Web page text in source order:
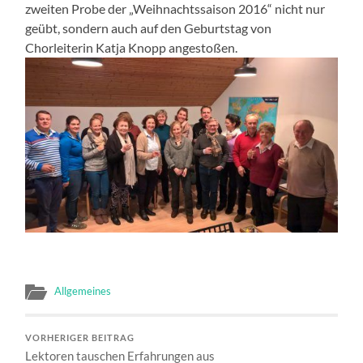
zweiten Probe der „Weihnachtssaison 2016“ nicht nur
geübt, sondern auch auf den Geburtstag von
Chorleiterin Katja Knopp angestoßen.
Allgemeines
VORHERIGER BEITRAG
Lektoren tauschen Erfahrungen aus